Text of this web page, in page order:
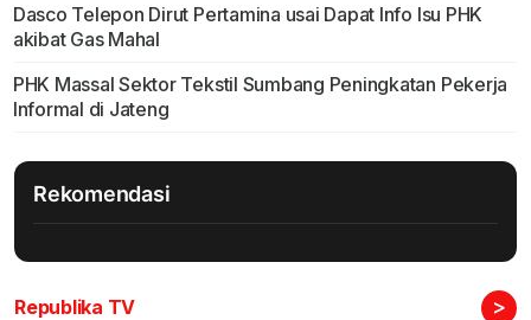
Dasco Telepon Dirut Pertamina usai Dapat Info Isu PHK
akibat Gas Mahal
PHK Massal Sektor Tekstil Sumbang Peningkatan Pekerja
Informal di Jateng
Rekomendasi
Republika TV >